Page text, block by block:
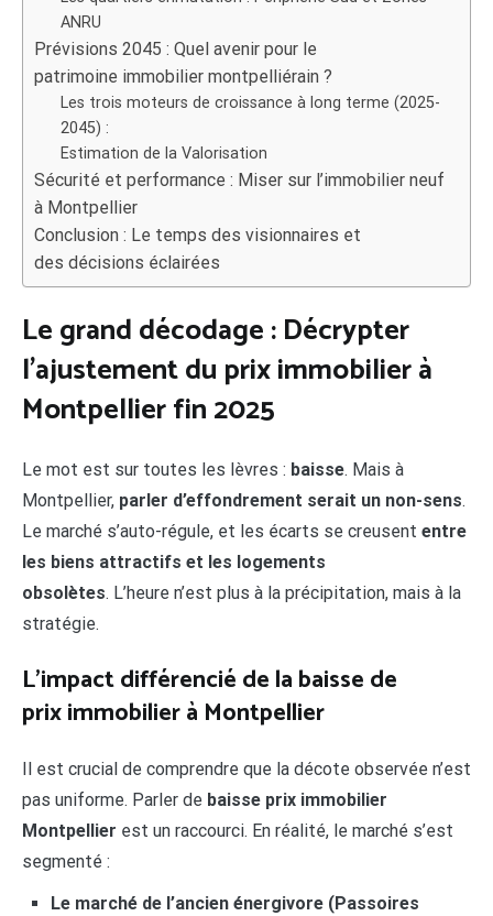
ANRU
Prévisions 2045 : Quel avenir pour le
patrimoine immobilier montpelliérain ?
Les trois moteurs de croissance à long terme (2025-
2045) :
Estimation de la Valorisation
Sécurité et performance : Miser sur l’immobilier neuf
à Montpellier
Conclusion : Le temps des visionnaires et
des décisions éclairées
Le grand décodage : Décrypter
l’ajustement du prix immobilier à
Montpellier fin 2025
Le mot est sur toutes les lèvres : baisse. Mais à
Montpellier, parler d’effondrement serait un non-sens.
Le marché s’auto-régule, et les écarts se creusent entre
les biens attractifs et les logements
obsolètes. L’heure n’est plus à la précipitation, mais à la
stratégie.
L’impact différencié de la baisse de
prix immobilier à Montpellier
Il est crucial de comprendre que la décote observée n’est
pas uniforme. Parler de baisse prix immobilier
Montpellier est un raccourci. En réalité, le marché s’est
segmenté :
Le marché de l’ancien énergivore (Passoires